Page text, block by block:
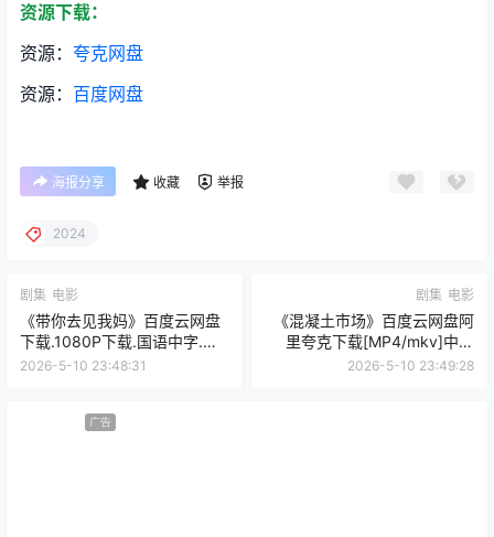
资源下载：
资源： 夸克网盘
资源： 百度网盘
海报分享 收藏 举报
2024‎
剧集 电影
《带你去见我妈》百度云网盘
下载.1080P下载.国语中字.
(2022)
2026-5-10 23:48:31
剧集 电影
《混凝土市场》百度云网盘阿
里夸克下载[MP4/mkv]中字
（2025）
2026-5-10 23:49:28
广告